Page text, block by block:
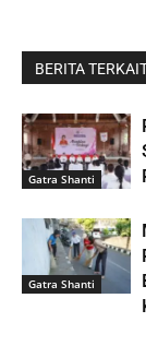
BERITA
Gatra Shanti
Gatra Shanti